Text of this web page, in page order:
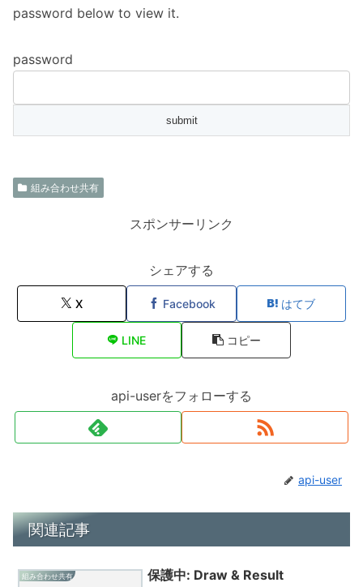
password below to view it.
password
組み合わせ共有
スポンサーリンク
シェアする
X Facebook はてブ
LINE コピー
api-userをフォローする
api-user
関連記事
組み合わせ共有 保護中: Draw & Result